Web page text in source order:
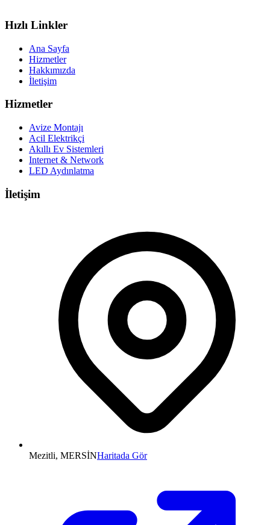
Hızlı Linkler
Ana Sayfa
Hizmetler
Hakkımızda
İletişim
Hizmetler
Avize Montajı
Acil Elektrikçi
Akıllı Ev Sistemleri
Internet & Network
LED Aydınlatma
İletişim
Mezitli, MERSİNHaritada Gör